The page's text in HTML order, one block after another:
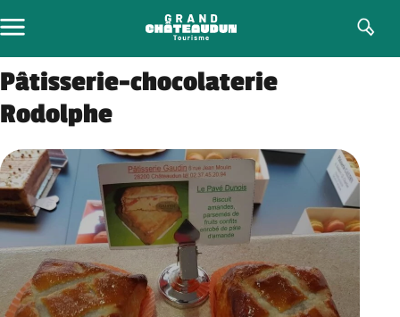
au
contenu
Pâtisserie-chocolaterie
Rodolphe